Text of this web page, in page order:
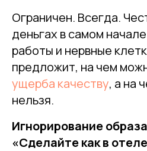
Ограничен. Всегда.
деньгах в самом
работы и нервные
предложит, на чем
ущерба качеству, а на
нельзя.
Игнорирование
«Сделайте как в